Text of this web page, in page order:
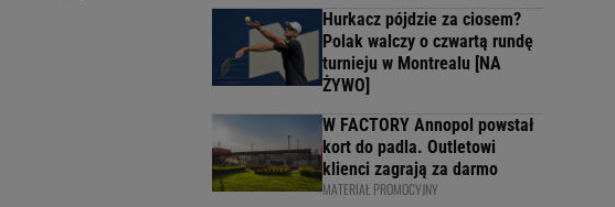
Hurkacz pójdzie za ciosem?
Polak walczy o czwartą rundę
turnieju w Montrealu [NA
ŻYWO]
W FACTORY Annopol powstał
kort do padla. Outletowi
klienci zagrają za darmo
MATERIAŁ PROMOCYJNY